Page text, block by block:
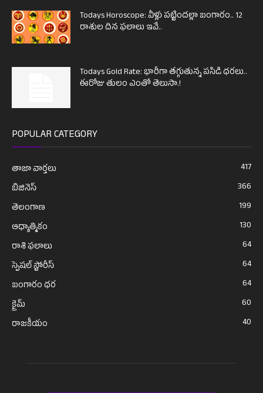
Todays Horoscope: వీళ్లు పట్టిందల్లా బంగారం.. 12
రాశుల దిన ఫలాలు ఇవే..
Todays Gold Rate: భారీగా తగ్గుతున్న పసిడి ధరలు..
ఈరోజు తులం ఎంతో తెలుసా.!
POPULAR CATEGORY
తాజా వార్తలు
417
బిజినెస్
366
తెలంగాణ
199
ఆధ్యాత్మికం
130
రాశి ఫలాలు
64
స్పెషల్ స్టోరీస్
64
బంగారం ధర
64
క్రైమ్
60
రాజకీయం
40